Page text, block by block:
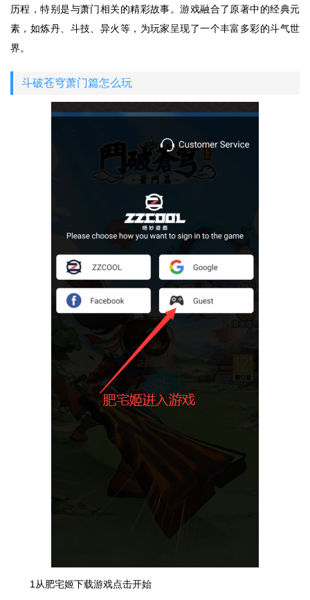
历程，特别是与萧门相关的精彩故事。游戏融合了原著中的经典元
素，如炼丹、斗技、异火等，为玩家呈现了一个丰富多彩的斗气世
界。
斗破苍穹萧门篇怎么玩
1从肥宅姬下载游戏点击开始